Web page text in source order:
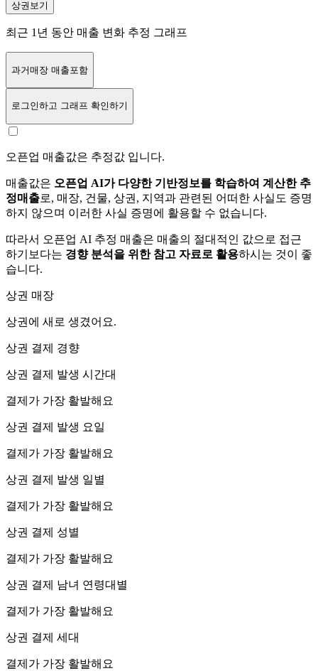
상권보기
최근 1년 동안 매출 변화 추정 그래프
과거매장 매출포함
로그인하고 그래프 확인하기
오픈업 매출값은 추정값 입니다.
매출값은 오픈업 AI가 다양한 기반정보를 학습하여 계산한 추
정매출로, 매장, 건물, 상권, 지역과 관련된 어떠한 사실도 증명
하지 않으며 이러한 사실 증명에 활용할 수 없습니다.
따라서 오픈업 AI 추정 매출은 매출의 절대적인 값으로 접근
하기보다는 경향 분석을 위한 참고 자료로 활용하시는 것이 좋
습니다.
상권 매장
상권에 새로 생겼어요.
상권 결제 경향
상권 결제 발생 시간대
결제가 가장 활발해요
상권 결제 발생 요일
결제가 가장 활발해요
상권 결제 발생 일별
결제가 가장 활발해요
상권 결제 성별
결제가 가장 활발해요
상권 결제 남녀 연령대별
결제가 가장 활발해요
상권 결제 세대
결제가 가장 활발해요